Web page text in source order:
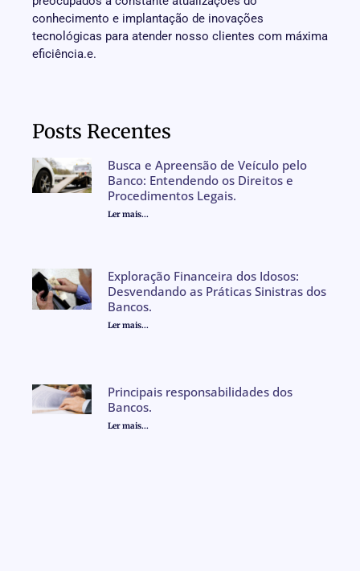
conhecimento e implantação de inovações
tecnológicas para atender nosso clientes com máxima
eficiência.e.
Posts Recentes
Busca e Apreensão de Veículo pelo
Banco: Entendendo os Direitos e
Procedimentos Legais.
Ler mais...
Exploração Financeira dos Idosos:
Desvendando as Práticas Sinistras dos
Bancos.
Ler mais...
Principais responsabilidades dos
Bancos.
Ler mais...